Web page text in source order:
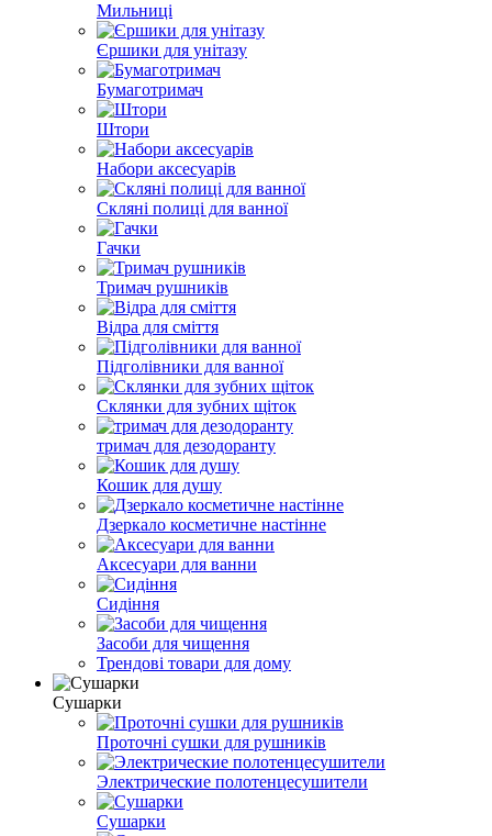
Мильниці
Єршики для унітазу
Бумаготримач
Штори
Набори аксесуарів
Скляні полиці для ванної
Гачки
Тримач рушників
Відра для сміття
Підголівники для ванної
Склянки для зубних щіток
тримач для дезодоранту
Кошик для душу
Дзеркало косметичне настінне
Аксесуари для ванни
Сидіння
Засоби для чищення
Трендові товари для дому
Сушарки
Проточні сушки для рушників
Электрические полотенцесушители
Сушарки